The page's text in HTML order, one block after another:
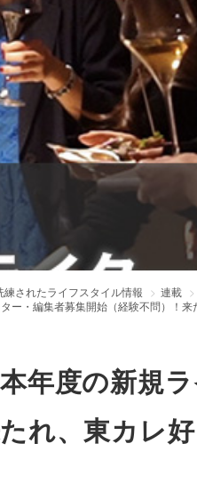
されたライフスタイル情報 連載
ー・編集者募集開始（経験不問）！
本年度の新規
れ、東カレ